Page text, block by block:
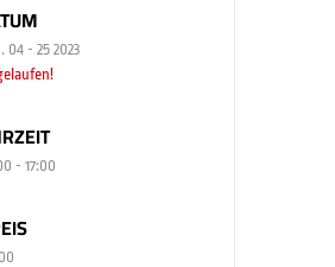
04 - 25 2023
- 17:00